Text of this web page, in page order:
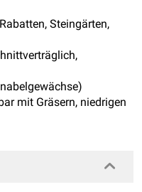
Steingärten,
mit Gräsern, niedrigen